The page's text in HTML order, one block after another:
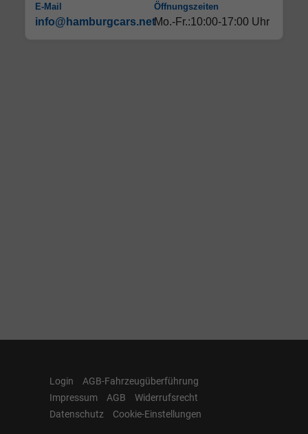
E-Mail
info@hamburgcars.net
Öffnungszeiten
Mo.-Fr.:10:00-17:00 Uhr
Login
AGB-Fahrzeugüberführung
Impressum
AGB
Widerrufsrecht
Datenschutz
Cookie-Einstellungen